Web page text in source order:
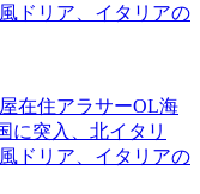
ドリア、イタリアの
在住アラサーOL海
に突入、北イタリ
ドリア、イタリアの